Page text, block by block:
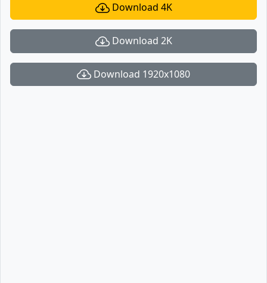
Download 4K
Download 2K
Download 1920x1080